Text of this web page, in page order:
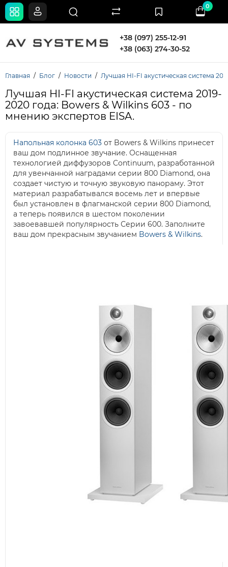
+38 (097) 255-12-91
+38 (063) 274-30-52
0
Главная Блог Новости Лучшая HI-FI акустическая система
Лучшая HI-FI акустическая система 2019-
2020 года: Bowers & Wilkins 603 - по
мнению экспертов EISA.
Напольная колонка 603 от Bowers & Wilkins принесет
ваш дом подлинное звучание. Оснащенная
технологией диффузоров Continuum, разработанной
для увенчанной наградами серии 800 Diamond, она
создает чистую и точную звуковую панораму. Этот
материал разрабатывался восемь лет и впервые
был установлен в флагманской серии 800 Diamond,
а теперь появился в шестом поколении
завоевавшей популярность Серии 600. Заполните
ваш дом прекрасным звучанием Bowers & Wilkins.